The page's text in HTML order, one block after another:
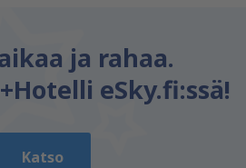
ja rahaa.
eSky.fi:ssä!
Katso